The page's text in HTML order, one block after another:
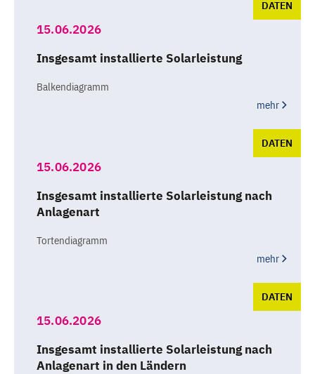
DATEN
15.06.2026
Insgesamt installierte Solarleistung
Balkendiagramm
mehr
DATEN
15.06.2026
Insgesamt installierte Solarleistung nach
Anlagenart
Tortendiagramm
mehr
DATEN
15.06.2026
Insgesamt installierte Solarleistung nach
Anlagenart in den Ländern